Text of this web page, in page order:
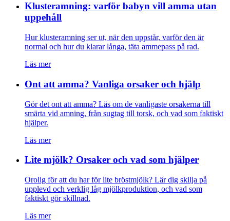
Klusteramning: varför babyn vill amma utan
uppehåll
Hur klusteramning ser ut, när den uppstår, varför den är
normal och hur du klarar långa, täta ammepass på rad.
Läs mer
Ont att amma? Vanliga orsaker och hjälp
Gör det ont att amma? Läs om de vanligaste orsakerna till
smärta vid amning, från sugtag till torsk, och vad som faktiskt
hjälper.
Läs mer
Lite mjölk? Orsaker och vad som hjälper
Orolig för att du har för lite bröstmjölk? Lär dig skilja på
upplevd och verklig låg mjölkproduktion, och vad som
faktiskt gör skillnad.
Läs mer